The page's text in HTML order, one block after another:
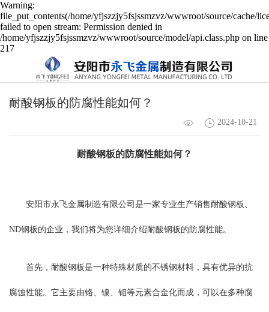
Warning:
file_put_contents(/home/yfjszzjy5fsjssmzvz/wwwroot/source/cache/
failed to open stream: Permission denied in
/home/yfjszzjy5fsjssmzvz/wwwroot/source/model/api.class.php on line
217
耐酸钢板的防腐性能如何？
2024-10-21
耐酸钢板的防腐性能如何？
安阳市永飞金属制造有限公司是一家专业生产销售耐酸钢板、
ND钢板的企业，我们将为您详细介绍耐酸钢板的防腐性能。
首先，耐酸钢板是一种特殊材质的不锈钢材料，具有优异的抗
腐蚀性能。它主要由铬、镍、钼等元素合金化而成，可以在多种腐